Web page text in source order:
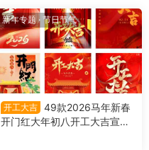
新年专题· 节日节气
开工大吉 49款2026马年新春
开门红大年初八开工大吉宣传